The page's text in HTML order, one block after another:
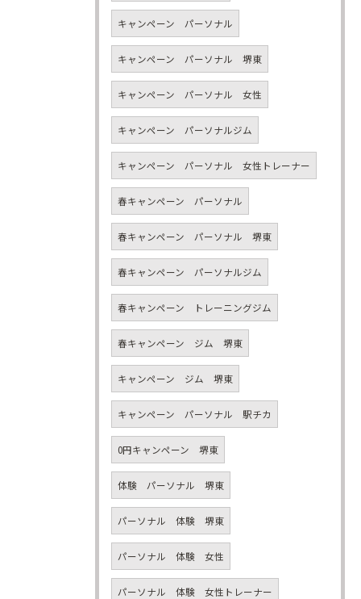
キャンペーン パーソナル
キャンペーン パーソナル 堺東
キャンペーン パーソナル 女性
キャンペーン パーソナルジム
キャンペーン パーソナル 女性トレーナー
春キャンペーン パーソナル
春キャンペーン パーソナル 堺東
春キャンペーン パーソナルジム
春キャンペーン トレーニングジム
春キャンペーン ジム 堺東
キャンペーン ジム 堺東
キャンペーン パーソナル 駅チカ
0円キャンペーン 堺東
体験 パーソナル 堺東
パーソナル 体験 堺東
パーソナル 体験 女性
パーソナル 体験 女性トレーナー